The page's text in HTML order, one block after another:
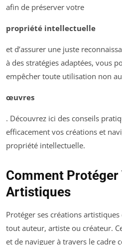
afin de préserver votre
propriété intellectuelle
et d’assurer une juste
à des stratégies adaptées, vous
empêcher toute utilisation non
œuvres
. Découvrez ici des conseils
efficacement vos créations et
propriété intellectuelle.
Comment Protéger
Artistiques
Protéger ses créations
tout auteur, artiste ou créateur.
et de naviguer à travers le cadre